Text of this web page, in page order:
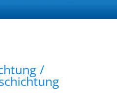
/